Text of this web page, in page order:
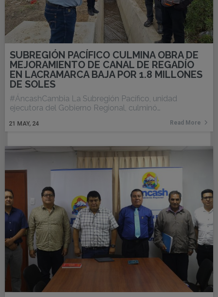
SUBREGIÓN PACÍFICO CULMINA OBRA DE
MEJORAMIENTO DE CANAL DE REGADÍO
EN LACRAMARCA BAJA POR 1.8 MILLONES
DE SOLES
21 MAY, 24
#ÁncashCambia La Subregión Pacífico, unidad
ejecutora del Gobierno Regional, culminó…
Read More